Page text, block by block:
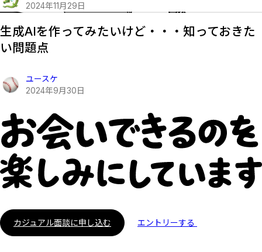
2024年11月 29 日
生成AIを作ってみたいけど・・・知っておきた
い問題点
ユースケ
2024年9月 30 日
カジュアル面談に申し込む エントリーする